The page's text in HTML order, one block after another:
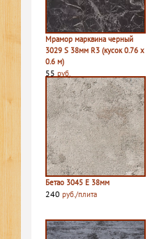
Мрамор марквина черный
3029 S 38мм R3 (кусок 0.76 х
0.6 м)
55 руб.
Бетао 3045 E 38мм
240 руб./плита